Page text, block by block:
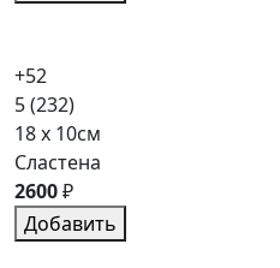
+52
5(232)
18 x 10см
Сластена
2600₽
Добавить